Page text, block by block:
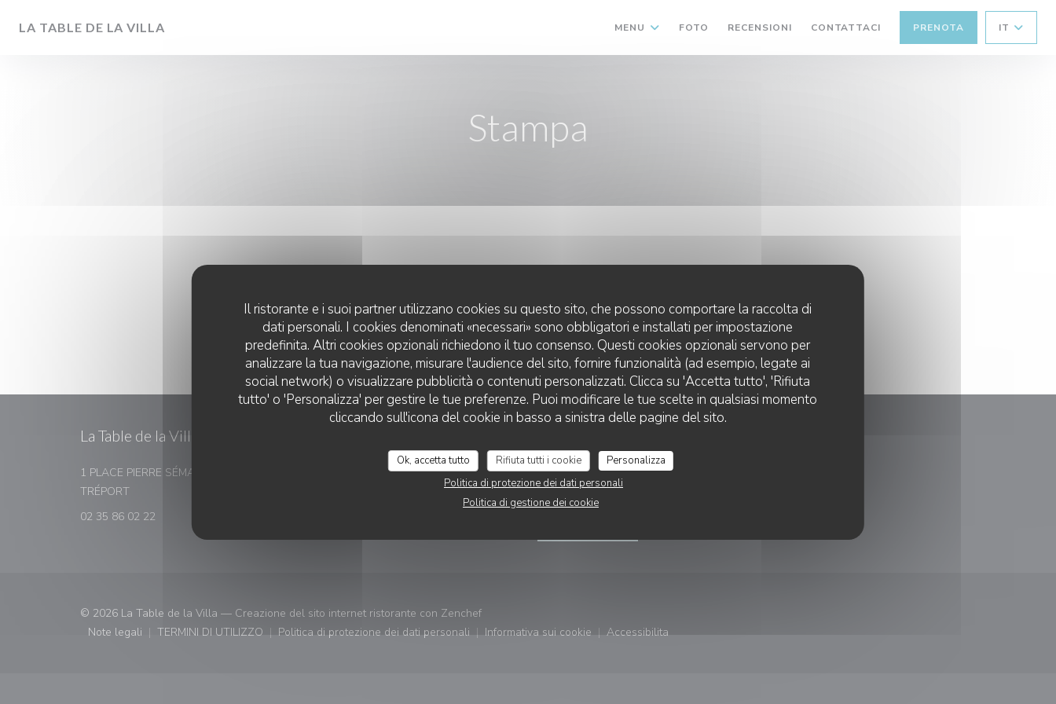
Il ristorante e i suoi partner utilizzano cookies su questo sito, che possono comportare la raccolta di
dati personali. I cookies denominati «necessari» sono obbligatori e installati per impostazione
predefinita. Altri cookies opzionali richiedono il tuo consenso. Questi cookies opzionali servono per
analizzare la tua navigazione, misurare l'audience del sito, fornire funzionalità (ad esempio, legate ai
social network) o visualizzare pubblicità o contenuti personalizzati. Clicca su 'Accetta tutto', 'Rifiuta
tutto' o 'Personalizza' per gestire le tue preferenze. Puoi modificare le tue scelte in qualsiasi momento
cliccando sull'icona del cookie in basso a sinistra delle pagine del sito.
Ok, accetta tutto Rifiuta tutti i cookie
Personalizza
Politica di protezione dei dati personali
Politica di gestione dei cookie
LA TABLE DE LA VILLA MENU FOTO RECENSIONI CONTATTACI PRENOTA IT
Stampa
La Table de la Villa
1 PLACE PIERRE SÉMARD 76470 LE
TRÉPORT((apre una nuova finestra))
02 35 86 02 22
Facebook ((apre una nuova finestra))
Instagram ((apre una nuova finestra))
© 2026 La Table de la Villa — Creazione del sito internet ristorante con Zenchef((apre una nuova finestra))
Note legali
((apre una nuova finestra))
TERMINI DI UTILIZZO
((apre una nuova finestra))
Politica di protezione dei dati personali
((apre una nuova finestra))
Informativa sui cookie
((apre una nuova finestra))
Accessibilita
((apre una nuova finestra))
LA TABLE DE LA VILLA